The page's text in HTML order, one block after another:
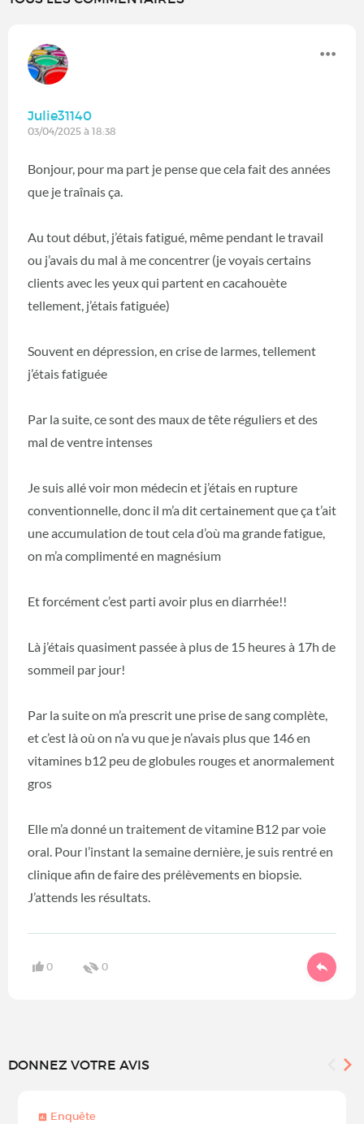
Julie31140
03/04/2025 à 18:38
Bonjour, pour ma part je pense que cela fait des années
que je traînais ça.
Au tout début, j’étais fatigué, même pendant le travail
ou j’avais du mal à me concentrer (je voyais certains
clients avec les yeux qui partent en cacahouète
tellement, j’étais fatiguée)
Souvent en dépression, en crise de larmes, tellement
j’étais fatiguée
Par la suite, ce sont des maux de tête réguliers et des
mal de ventre intenses
Je suis allé voir mon médecin et j’étais en rupture
conventionnelle, donc il m’a dit certainement que ça t’ait
une accumulation de tout cela d’où ma grande fatigue,
on m’a complimenté en magnésium
Et forcément c’est parti avoir plus en diarrhée!!
Là j’étais quasiment passée à plus de 15 heures à 17h de
sommeil par jour!
Par la suite on m’a prescrit une prise de sang complète,
et c’est là où on n’a vu que je n’avais plus que 146 en
vitamines b12 peu de globules rouges et anormalement
gros
Elle m’a donné un traitement de vitamine B12 par voie
oral. Pour l’instant la semaine dernière, je suis rentré en
clinique afin de faire des prélèvements en biopsie.
J’attends les résultats.
0 0
DONNEZ VOTRE AVIS
Enquête